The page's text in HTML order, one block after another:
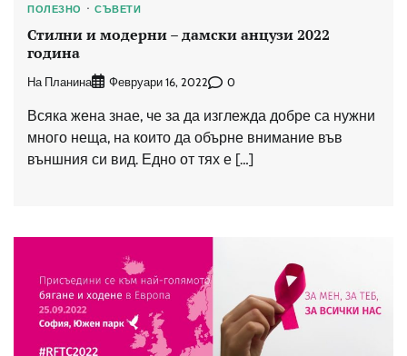
ПОЛЕЗНО СЪВЕТИ
Стилни и модерни – дамски анцузи 2022
година
На Планина Февруари 16, 2022 0
Всяка жена знае, че за да изглежда добре са нужни
много неща, на които да обърне внимание във
външния си вид. Едно от тях е […]